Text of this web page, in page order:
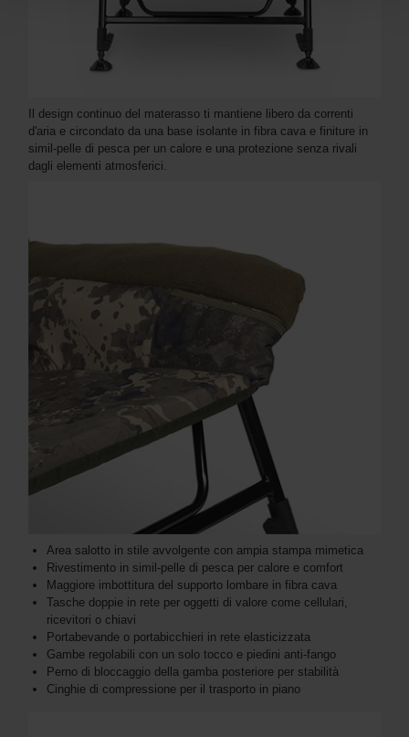
Il design continuo del materasso ti mantiene libero da correnti
d'aria e circondato da una base isolante in fibra cava e finiture in
simil-pelle di pesca per un calore e una protezione senza rivali
dagli elementi atmosferici.
Area salotto in stile avvolgente con ampia stampa mimetica
Rivestimento in simil-pelle di pesca per calore e comfort
Maggiore imbottitura del supporto lombare in fibra cava
Tasche doppie in rete per oggetti di valore come cellulari,
ricevitori o chiavi
Portabevande o portabicchieri in rete elasticizzata
Gambe regolabili con un solo tocco e piedini anti-fango
Perno di bloccaggio della gamba posteriore per stabilità
Cinghie di compressione per il trasporto in piano